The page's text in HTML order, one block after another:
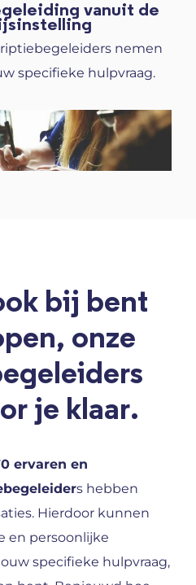
vanuit de
nemen
specifieke hulpvraag.
bij bent
onze
je klaar.
ervaren en
s hebben
Hierdoor kunnen
en persoonlijke
specifieke hulpvraag,